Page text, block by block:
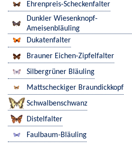
Ehrenpreis-Scheckenfalter
Dunkler Wiesenknopf-
Ameisenbläuling
Dukatenfalter
Brauner Eichen-Zipfelfalter
Silbergrüner Bläuling
Mattscheckiger Braundickkopf
Schwalbenschwanz
Distelfalter
Faulbaum-Bläuling